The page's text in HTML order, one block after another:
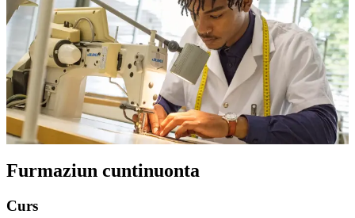
Furmaziun cuntinuonta
Curs